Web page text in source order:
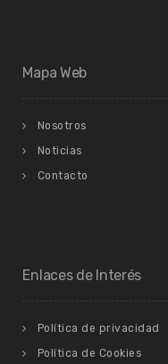
Mapa Web
Nosotros
Noticias
Contacto
Enlaces de Interés
Política de privacidad
Política de Cookies